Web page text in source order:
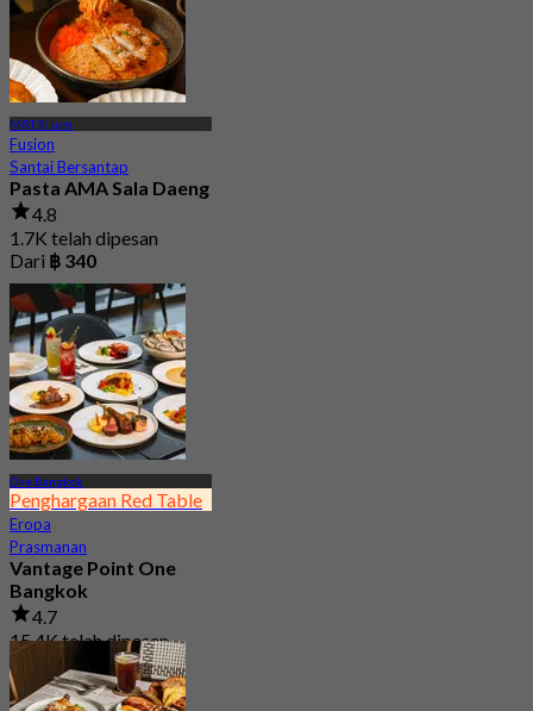
MRT Si Lom
Fusion
Santai Bersantap
Pasta AMA Sala Daeng
4.8
1.7K telah dipesan
Dari ฿ 340
One Bangkok
Penghargaan Red Table
Eropa
Prasmanan
Vantage Point One
Bangkok
4.7
15.4K telah dipesan
Dari